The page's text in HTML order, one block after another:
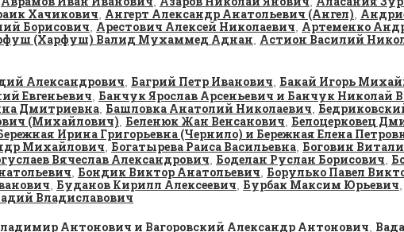
Хачикович Ангерт Александр Анатольевич (Ангел)
Борисович Арестович Алексей Николаевич Артеменко
(Харфуш) Валид Мухаммед Аднан Астион Василий
Александрович Багрий Петр Иванович Бакай Игорь
Евгеньевич Банчук Ярослав Арсеньевич и Банчук Николай
Дмитриевна Башловка Анатолий Николаевич
(Михайлович) Беленюк Жан Венсанович Белоцерковец
Ирина Григорьевна (Чернило) и Бережная Елена
Михайлович Богатырева Раиса Васильевна Боговин
Вячеслав Александрович Боделан Руслан Борисович
Бондик Виктор Анатольевич Борулько Павел
Буданов Кирилл Алексеевич Бурбак Максим Юрьевич
Владиславович
Антонович и Вагоровский Александр Антонович